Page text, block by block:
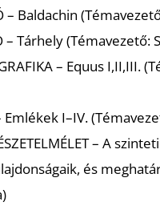
– Baldachin
– Tárhely (Témavezető:
– Equus I,II,III.
I–IV.
– A
és